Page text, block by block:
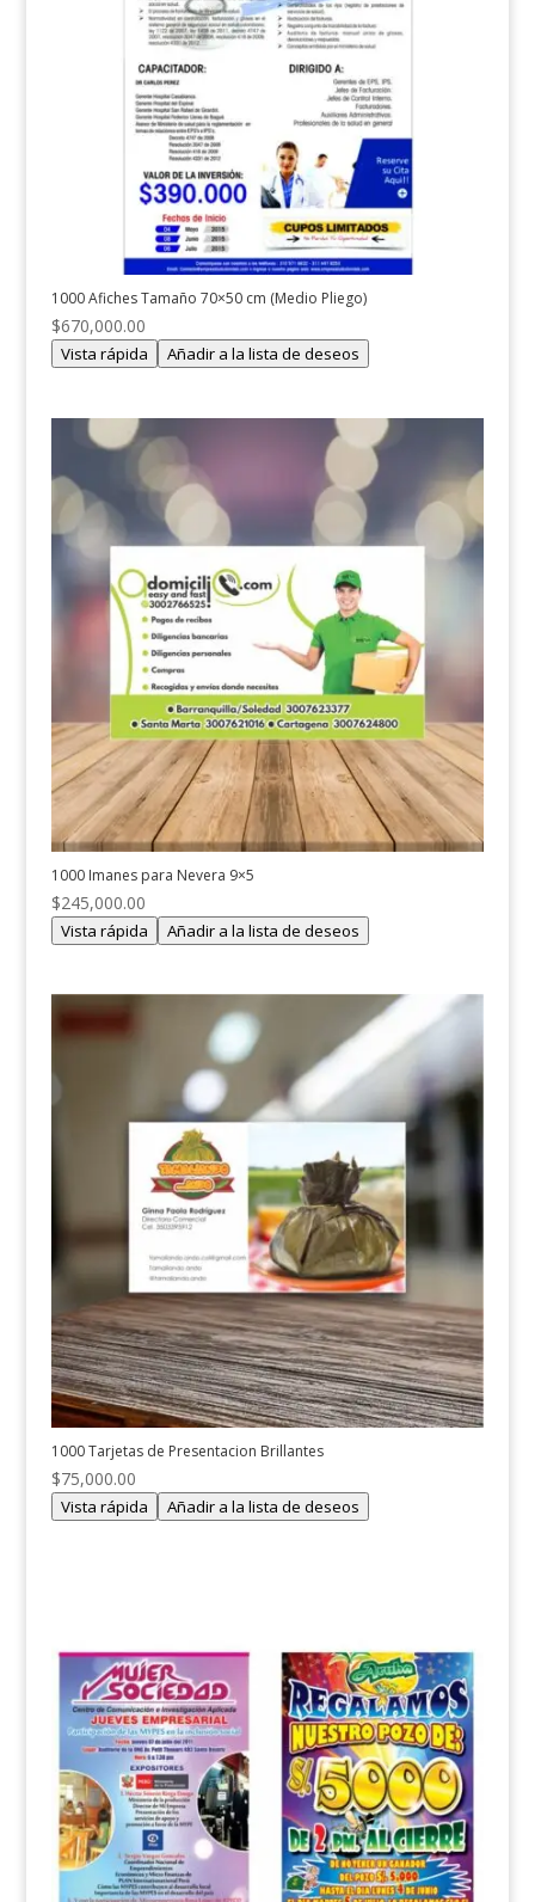
1000 Afiches Tamaño 70×50 cm (Medio Pliego)
$670,000.00
Vista rápida Añadir a la lista de deseos
1000 Imanes para Nevera 9×5
$245,000.00
Vista rápida Añadir a la lista de deseos
1000 Tarjetas de Presentacion Brillantes
$75,000.00
Vista rápida Añadir a la lista de deseos